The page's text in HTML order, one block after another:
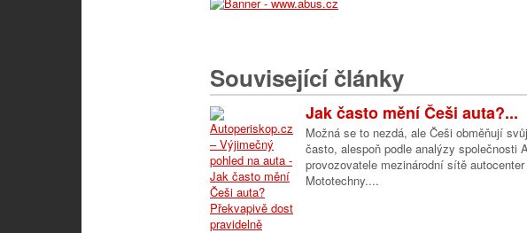
Související články
Jak často mění Češi auta?...
Možná se to nezdá, ale Češi obměňují
často, alespoň podle analýzy společnosti
provozovatele mezinárodní sítě
Mototechny....